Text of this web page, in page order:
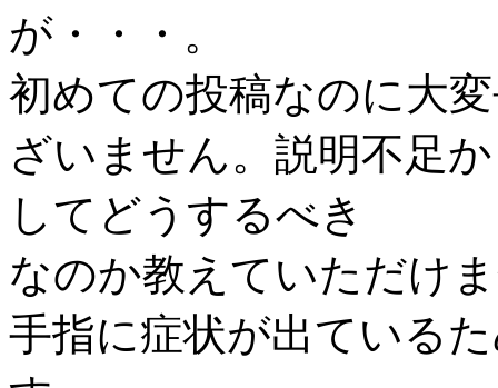
が・・・。
初めての投稿なのに大
ざいません。説明不足
してどうするべき
なのか教えていただけ
手指に症状が出ている